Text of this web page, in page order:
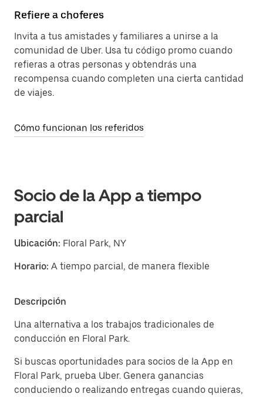
Refiere a choferes
Invita a tus amistades y familiares a unirse a la
comunidad de Uber. Usa tu código promo cuando
refieras a otras personas y obtendrás una
recompensa cuando completen una cierta cantidad
de viajes.
Cómo funcionan los referidos
Socio de la App a tiempo
parcial
Ubicación: Floral Park, NY
Horario: A tiempo parcial, de manera flexible
Descripción
Una alternativa a los trabajos tradicionales de
conducción en Floral Park.
Si buscas oportunidades para socios de la App en
Floral Park, prueba Uber. Genera ganancias
conduciendo o realizando entregas cuando quieras,